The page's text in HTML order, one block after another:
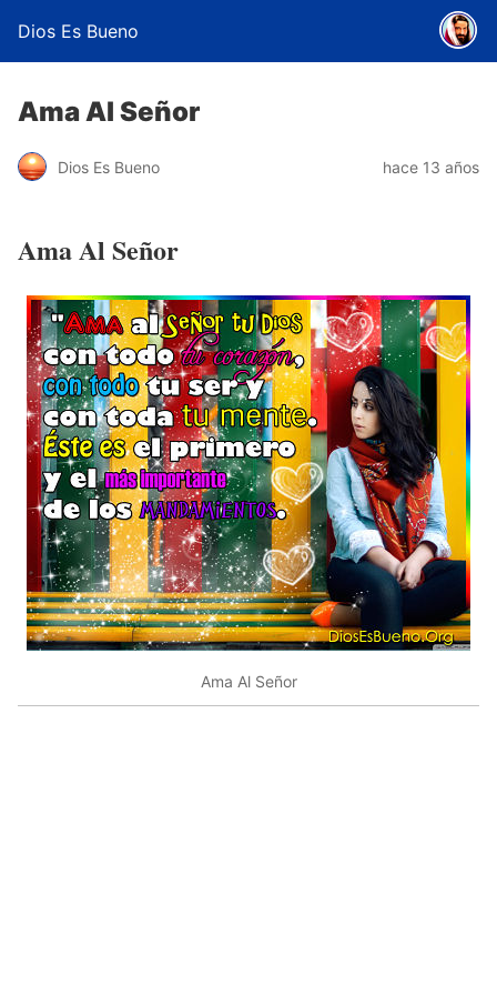
Dios Es Bueno
Ama Al Señor
Dios Es Bueno hace 13 años
Ama Al Señor
Ama Al Señor